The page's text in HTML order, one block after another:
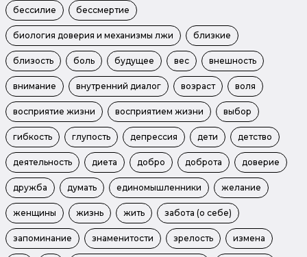
бессилие бессмертие
биология доверия и механизмы лжи близкие
близость боль будущее вес внешность
внимание внутренний диалог возраст воля
восприятие жизни восприятием жизни выбор
гибкость глупость депрессия дети детство
деятельность диета добро доброта доверие
дружба думать единомышленники желание
женщины жизнь жить забота (о себе)
запоминание знаменитости зрелость измена